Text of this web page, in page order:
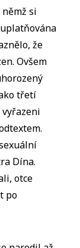
si
že
Ovšem
třetí
Dína.
otce
po